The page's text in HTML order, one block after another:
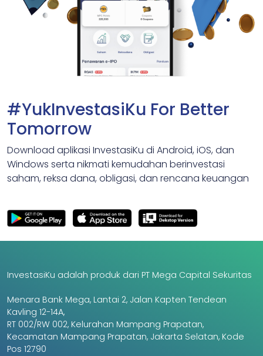
#YukInvestasiKu For Better
Tomorrow
Download aplikasi InvestasiKu di Android, iOS, dan
Windows serta nikmati kemudahan berinvestasi
saham, reksa dana, obligasi, dan rencana keuangan
InvestasiKu adalah produk dari PT Mega Capital Sekuritas
Menara Bank Mega, Lantai 2, Jalan Kapten Tendean
Kavling 12-14A,
RT 002/RW 002, Kelurahan Mampang Prapatan,
Kecamatan Mampang Prapatan, Jakarta Selatan, Kode
Pos 12790